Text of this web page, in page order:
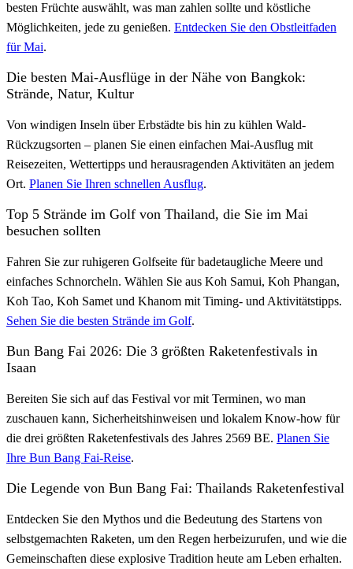
besten Früchte auswählt, was man zahlen sollte und köstliche
Möglichkeiten, jede zu genießen. Entdecken Sie den Obstleitfaden
für Mai.
Die besten Mai-Ausflüge in der Nähe von Bangkok:
Strände, Natur, Kultur
Von windigen Inseln über Erbstädte bis hin zu kühlen Wald-
Rückzugsorten – planen Sie einen einfachen Mai-Ausflug mit
Reisezeiten, Wettertipps und herausragenden Aktivitäten an jedem
Ort. Planen Sie Ihren schnellen Ausflug.
Top 5 Strände im Golf von Thailand, die Sie im Mai
besuchen sollten
Fahren Sie zur ruhigeren Golfseite für badetaugliche Meere und
einfaches Schnorcheln. Wählen Sie aus Koh Samui, Koh Phangan,
Koh Tao, Koh Samet und Khanom mit Timing- und Aktivitätstipps.
Sehen Sie die besten Strände im Golf.
Bun Bang Fai 2026: Die 3 größten Raketenfestivals in
Isaan
Bereiten Sie sich auf das Festival vor mit Terminen, wo man
zuschauen kann, Sicherheitshinweisen und lokalem Know-how für
die drei größten Raketenfestivals des Jahres 2569 BE. Planen Sie
Ihre Bun Bang Fai-Reise.
Die Legende von Bun Bang Fai: Thailands Raketenfestival
Entdecken Sie den Mythos und die Bedeutung des Startens von
selbstgemachten Raketen, um den Regen herbeizurufen, und wie die
Gemeinschaften diese explosive Tradition heute am Leben erhalten.